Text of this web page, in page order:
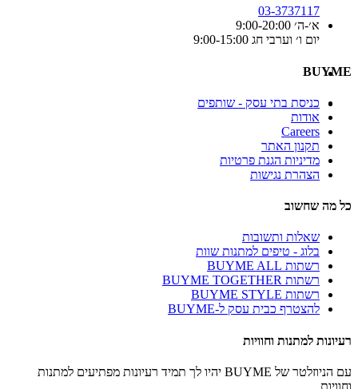
03-3737117
א׳-ה׳ 9:00-20:00
יום ו׳ וערבי חג 9:00-15:00
BUYME
כניסת בתי עסק - שותפים
אודות
Careers
תקנון האתר
מדיניות הגנת פרטיות
הצהרת נגישות
כל מה שחשוב
שאלות ותשובות
בלוג - טיפים למתנות שוות
רשתות BUYME ALL
רשתות BUYME TOGETHER
רשתות BUYME STYLE
להצטרף כבית עסק ל-BUYME
רעיונות למתנות וחוויות
עם הניוזלטר של BUYME יהיו לך תמיד רעיונות מפתיעים למתנות
וחוויות.